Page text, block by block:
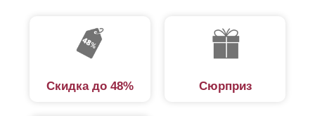
Скидка до 48% Сюрприз